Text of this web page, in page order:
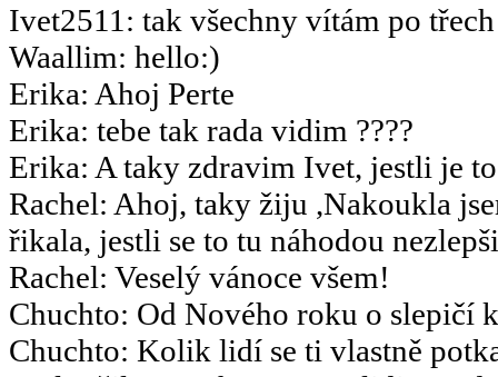
Ivet2511 : tak všechny vítám po
Waallim: hello:)
Erika: Ahoj Perte
Erika: tebe tak rada vidim ????
Erika: A taky zdravim Ivet, jestli je
Rachel: Ahoj, taky žiju ,Nakoukla
řikala, jestli se to tu náhodou
Rachel: Veselý vánoce všem!
Chuchto: Od Nového roku o slepičí
Chuchto: Kolik lidí se ti vlastně